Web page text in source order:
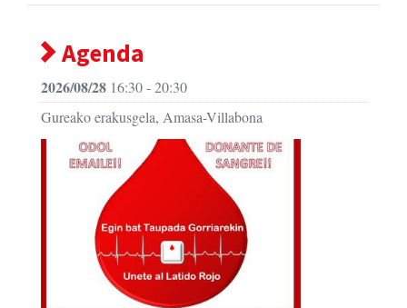
Agenda
2026/08/28 16:30 - 20:30
Gureako erakusgela, Amasa-Villabona